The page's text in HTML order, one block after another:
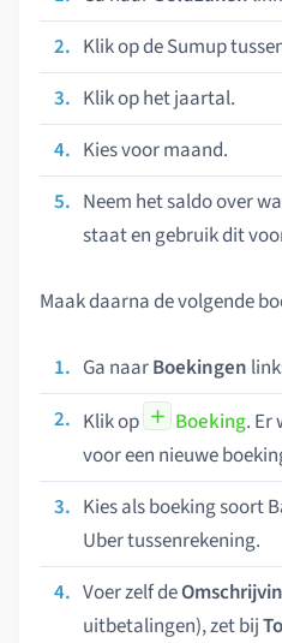
Klik op de Sumup
Klik op het jaartal.
Kies voor maand.
Neem het saldo over
staat en gebruik dit
Maak daarna de volgende
Ga naarBoekingen
Klik op
Boeking. Er
voor een nieuwe
Kies als boeking soort
Uber tussenrekening.
Voer zelf de
uitbetalingen), zet bij